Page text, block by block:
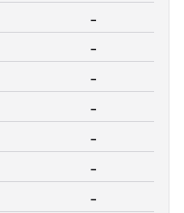
-
-
-
-
-
-
-